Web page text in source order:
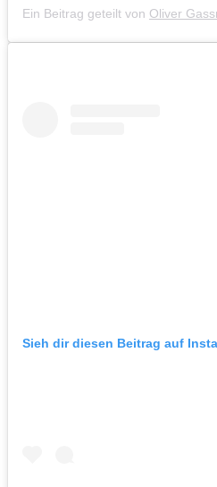
Ein Beitrag geteilt von Oliver
Sieh dir diesen Beitrag auf